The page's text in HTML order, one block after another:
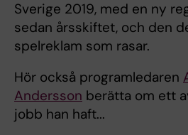
Sverige 2019, med en ny
sedan årsskiftet, och den
spelreklam som rasar.
Hör också programledaren
Andersson berätta om ett
jobb han haft...